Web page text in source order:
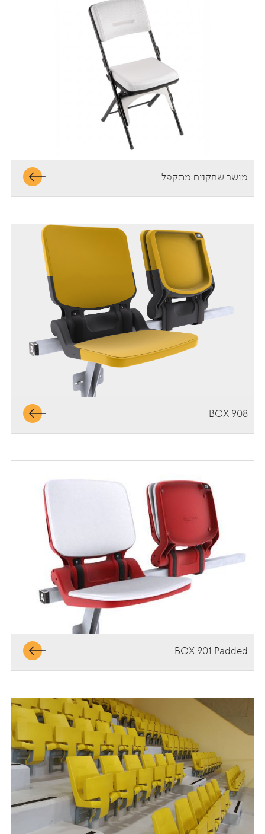
מושב שחקנים מתקפל
BOX 908
BOX 901 Padded